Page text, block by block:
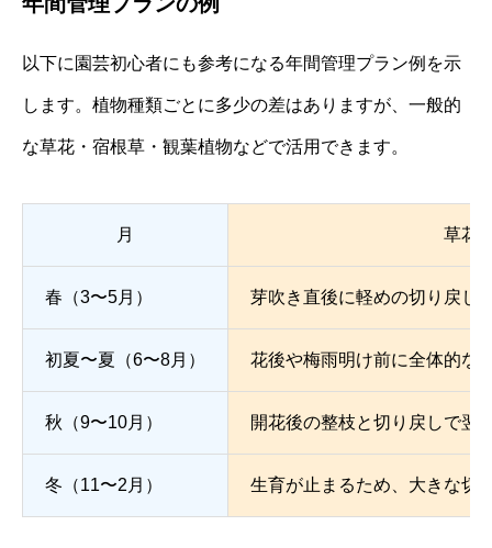
以下に園芸初心者にも参考になる年間管理プラン例を示
します。植物種類ごとに多少の差はありますが、一般的
な草花・宿根草・観葉植物などで活用できます。
月 草花
春（3〜5月） 芽吹き直後に軽めの切り戻し
初夏〜夏（6〜8月） 花後や梅雨明け前に全体的な
秋（9〜10月） 開花後の整枝と切り戻しで翌
冬（11〜2月） 生育が止まるため、大きな切